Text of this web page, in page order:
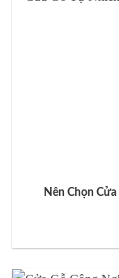
Nên Chọn